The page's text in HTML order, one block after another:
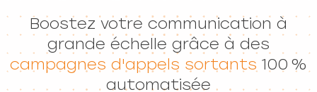
Boostez votre communication à
grande échelle grâce à des
campagnes d'appels sortants 100 %
automatisée